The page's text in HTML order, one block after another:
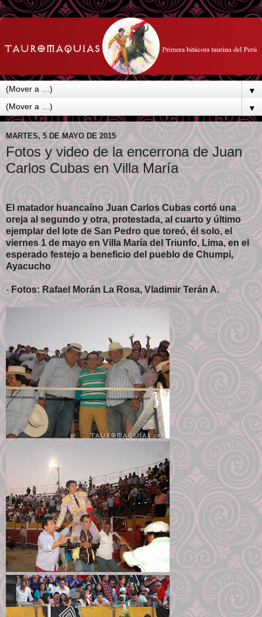
▼
▼
MARTES, 5 DE MAYO DE 2015
Fotos y video de la encerrona de Juan
Carlos Cubas en Villa María
El matador huancaíno Juan Carlos Cubas cortó una
oreja al segundo y otra, protestada, al cuarto y último
ejemplar del lote de San Pedro que toreó, él solo, el
viernes 1 de mayo en Villa María del Triunfo, Lima, en el
esperado festejo a beneficio del pueblo de Chumpi,
Ayacucho
- Fotos: Rafael Morán La Rosa, Vladimir Terán A.